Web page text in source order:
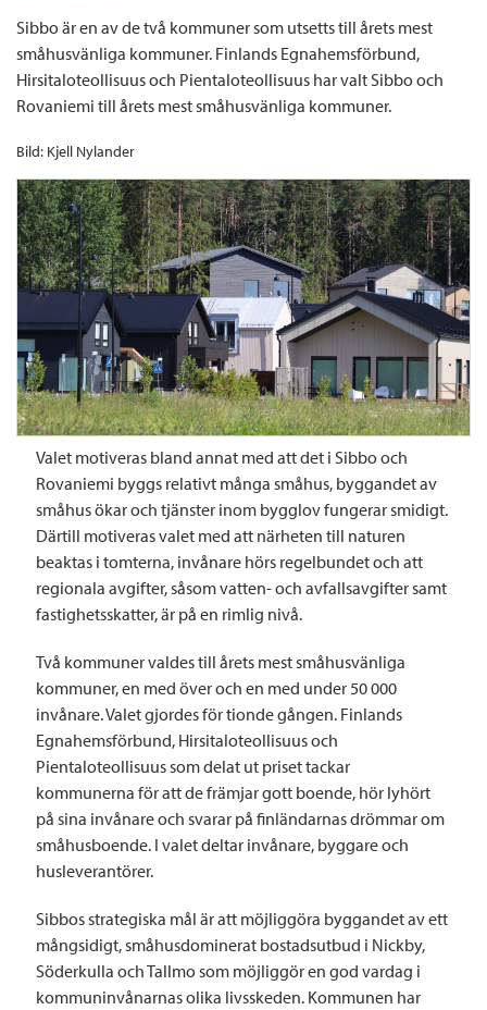
Sibbo är en av de två kommuner som utsetts till årets mest
småhusvänliga kommuner. Finlands Egnahemsförbund,
Hirsitaloteollisuus och Pientaloteollisuus har valt Sibbo och
Rovaniemi till årets mest småhusvänliga kommuner.
Bild: Kjell Nylander
Valet motiveras bland annat med att det i Sibbo och
Rovaniemi byggs relativt många småhus, byggandet av
småhus ökar och tjänster inom bygglov fungerar smidigt.
Därtill motiveras valet med att närheten till naturen
beaktas i tomterna, invånare hörs regelbundet och att
regionala avgifter, såsom vatten- och avfallsavgifter samt
fastighetsskatter, är på en rimlig nivå.
Två kommuner valdes till årets mest småhusvänliga
kommuner, en med över och en med under 50 000
invånare. Valet gjordes för tionde gången. Finlands
Egnahemsförbund, Hirsitaloteollisuus och
Pientaloteollisuus som delat ut priset tackar
kommunerna för att de främjar gott boende, hör lyhört
på sina invånare och svarar på finländarnas drömmar om
småhusboende. I valet deltar invånare, byggare och
husleverantörer.
Sibbos strategiska mål är att möjliggöra byggandet av ett
mångsidigt, småhusdominerat bostadsutbud i Nickby,
Söderkulla och Tallmo som möjliggör en god vardag i
kommuninvånarnas olika livsskeden. Kommunen har